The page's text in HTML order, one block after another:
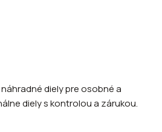
diely pre osobné a
diely s kontrolou a zárukou.